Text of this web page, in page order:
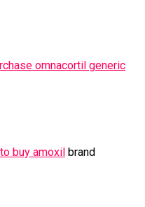
omnacortil generic
buy amoxil brand